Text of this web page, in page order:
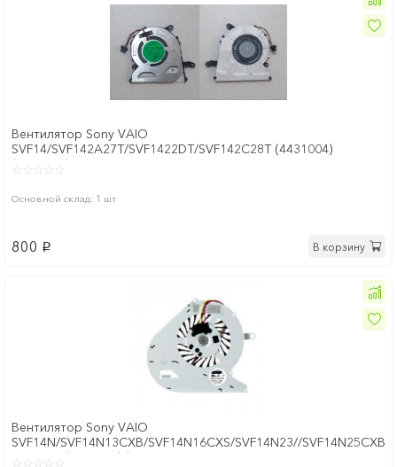
Вентилятор Sony VAIO
SVF14/SVF142A27T/SVF1422DT/SVF142C28T (4431004)
(4431004)
Основной склад: 1 шт
800 p В корзину
Вентилятор Sony VAIO
SVF14N/SVF14N13CXB/SVF14N16CXS/SVF14N23//SVF14N25CXB
для СPU (4430014) (4430014